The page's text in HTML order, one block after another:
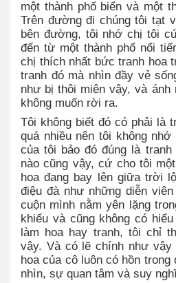
một thành phố biển và một
Trên đường đi chúng tôi tạt
bên đường, tôi nhớ chị tôi
đến từ một thành phố nổi
chị thích nhất bức tranh hoa
tranh đó mà nhìn đầy vẻ
như bị thôi miên vậy, và
không muốn rời ra.
Tôi không biết đó có phải là
quá nhiều nên tôi không
của tôi bảo đó đúng là
nào cũng vậy, cứ cho tôi
hoa đang bay lên giữa trời
điệu đà như những diễn
cuộn mình nằm yên lặng
khiếu và cũng không có
làm hoa hay tranh, tôi chỉ
vậy. Và có lẽ chính như vậy
hoa của cô luôn có hồn
nhìn, sự quan tâm và suy